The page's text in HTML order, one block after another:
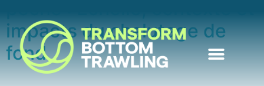
impacts du chalutage de
fond